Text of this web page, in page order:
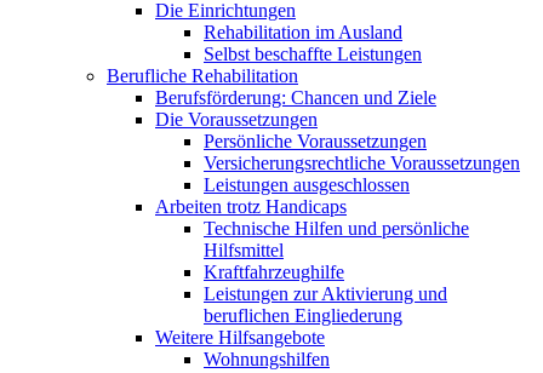
Die Einrichtungen
Rehabilitation im Ausland
Selbst beschaffte Leistungen
Berufliche Rehabilitation
Berufsförderung: Chancen und Ziele
Die Voraussetzungen
Persönliche Voraussetzungen
Versicherungsrechtliche Voraussetzungen
Leistungen ausgeschlossen
Arbeiten trotz Handicaps
Technische Hilfen und persönliche
Hilfsmittel
Kraftfahrzeughilfe
Leistungen zur Aktivierung und
beruflichen Eingliederung
Weitere Hilfsangebote
Wohnungshilfen